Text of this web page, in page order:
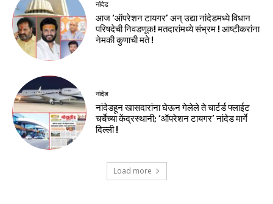
नांदेड
आज ‘ऑपरेशन टायगर’ अन् उद्या नांदेडमध्ये विधान
परिषदेची निवडणूक! मतदारांमध्ये संभ्रम ! आष्टीकरांना
नेमकी कुणाची मते !
नांदेड
नांदेडहून खासदारांना घेऊन गेलेले ते चार्टर्ड फ्लाईट
चर्चेच्या केंद्रस्थानी; ‘ऑपरेशन टायगर’ नांदेड मार्गे
दिल्ली !
Load more